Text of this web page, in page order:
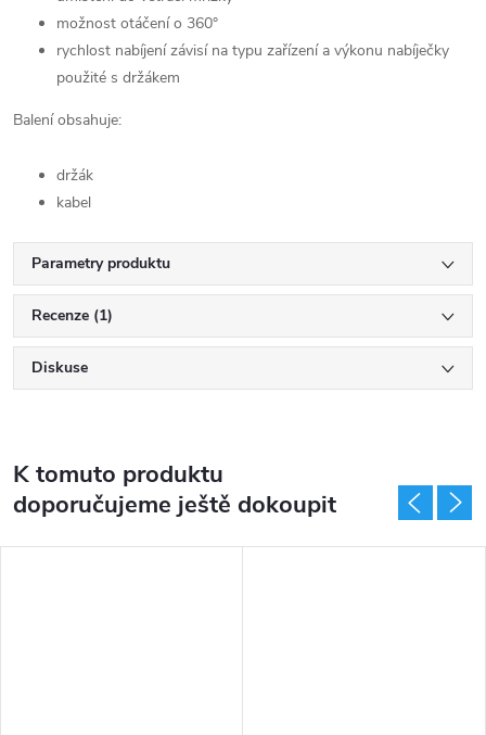
možnost otáčení o 360°
rychlost nabíjení závisí na typu zařízení a výkonu nabíječky
použité s držákem
Balení obsahuje:
držák
kabel
Parametry produktu
Recenze (1)
Diskuse
K tomuto produktu
doporučujeme ještě dokoupit